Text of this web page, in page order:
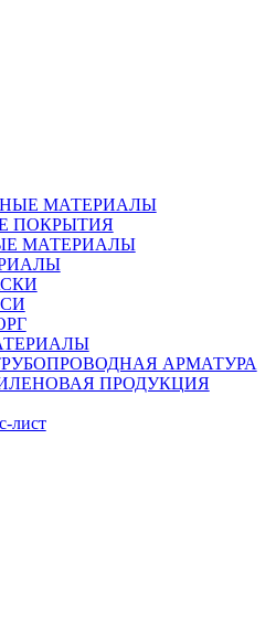
МАТЕРИАЛЫ
ПОКРЫТИЯ
МАТЕРИАЛЫ
АРМАТУРА
ПРОДУКЦИЯ
лист